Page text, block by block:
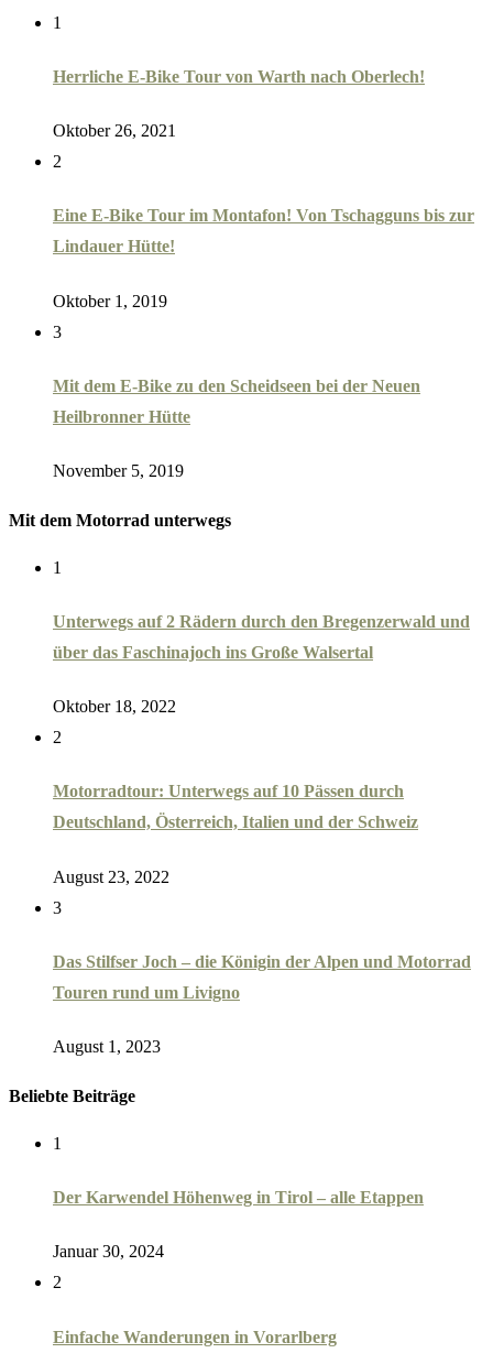
1
Herrliche E-Bike Tour von Warth nach Oberlech!
Oktober 26, 2021
2
Eine E-Bike Tour im Montafon! Von Tschagguns bis zur
Lindauer Hütte!
Oktober 1, 2019
3
Mit dem E-Bike zu den Scheidseen bei der Neuen
Heilbronner Hütte
November 5, 2019
Mit dem Motorrad unterwegs
1
Unterwegs auf 2 Rädern durch den Bregenzerwald und
über das Faschinajoch ins Große Walsertal
Oktober 18, 2022
2
Motorradtour: Unterwegs auf 10 Pässen durch
Deutschland, Österreich, Italien und der Schweiz
August 23, 2022
3
Das Stilfser Joch – die Königin der Alpen und Motorrad
Touren rund um Livigno
August 1, 2023
Beliebte Beiträge
1
Der Karwendel Höhenweg in Tirol – alle Etappen
Januar 30, 2024
2
Einfache Wanderungen in Vorarlberg